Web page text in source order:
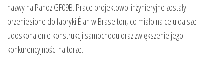
nazwy na Panoz GF09B. Prace projektowo-inżynieryjne zostały
przeniesione do fabryki Élan w Braselton, co miało na celu dalsze
udoskonalenie konstrukcji samochodu oraz zwiększenie jego
konkurencyjności na torze.